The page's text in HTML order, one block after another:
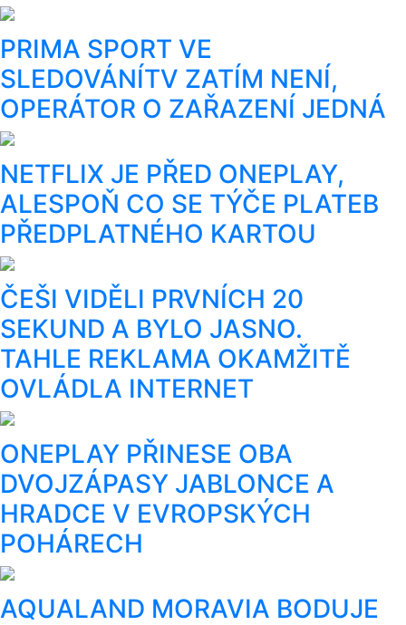
PRIMA SPORT VE
SLEDOVÁNÍTV ZATÍM NENÍ,
OPERÁTOR O ZAŘAZENÍ JEDNÁ
NETFLIX JE PŘED ONEPLAY,
ALESPOŇ CO SE TÝČE PLATEB
PŘEDPLATNÉHO KARTOU
ČEŠI VIDĚLI PRVNÍCH 20
SEKUND A BYLO JASNO.
TAHLE REKLAMA OKAMŽITĚ
OVLÁDLA INTERNET
ONEPLAY PŘINESE OBA
DVOJZÁPASY JABLONCE A
HRADCE V EVROPSKÝCH
POHÁRECH
AQUALAND MORAVIA BODUJE